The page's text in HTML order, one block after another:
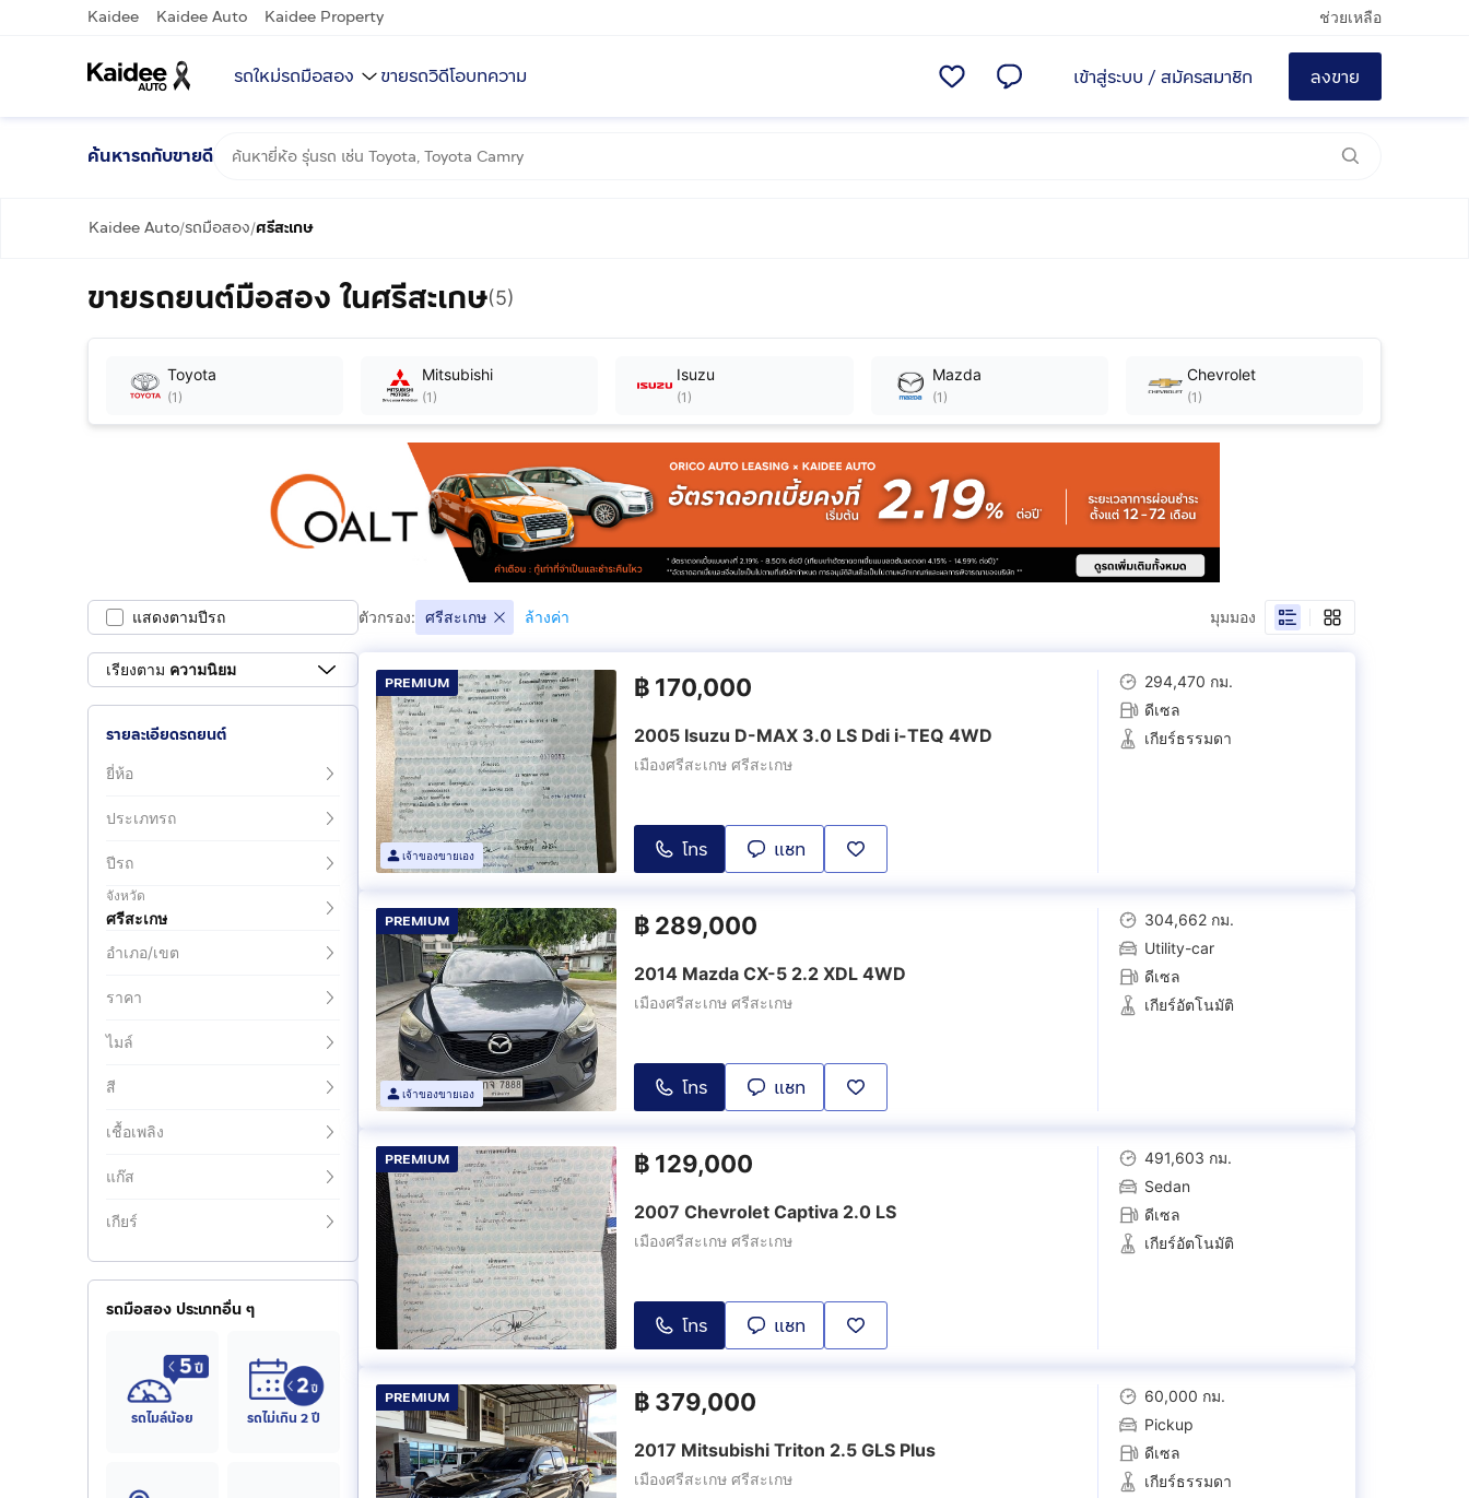
Kaidee Kaidee Auto Kaidee Property ช่วยเหลือ
รถใหม่รถมือสอง ขายรถวิดีโอบทความ เข้าสู่ระบบ / สมัครสมาชิก ลงขาย
ค้นหารถกับขายดี
Kaidee Auto/รถมือสอง/ศรีสะเกษ
ขายรถยนต์มือสอง ในศรีสะเกษ(5)
Toyota
(1 )
Mitsubishi
(1 )
Isuzu
(1 )
Mazda
(1 )
Chevrolet
(1 )
แสดงตามปีรถ
เรียงตาม ความนิยม
รายละเอียดรถยนต์
ยี่ห้อ
ประเภทรถ
ปีรถ
จังหวัด
ศรีสะเกษ
อำเภอ/เขต
ราคา
ไมล์
สี
เชื้อเพลิง
แก๊ส
เกียร์
รถมือสอง ประเภทอื่น ๆ
รถไมล์น้อย รถไม่เกิน 2 ปี
ตัวกรอง: ศรีสะเกษ ล้างค่า มุมมอง
PREMIUM
เจ้าของขายเอง
฿ 170,000
2005 Isuzu D-MAX 3.0 LS Ddi i-TEQ 4WD
เมืองศรีสะเกษ ศรีสะเกษ
โทร แชท
294,470 กม.
ดีเซล
เกียร์ธรรมดา
PREMIUM
เจ้าของขายเอง
฿ 289,000
2014 Mazda CX-5 2.2 XDL 4WD
เมืองศรีสะเกษ ศรีสะเกษ
โทร แชท
304,662 กม.
Utility-car
ดีเซล
เกียร์อัตโนมัติ
PREMIUM ฿ 129,000
2007 Chevrolet Captiva 2.0 LS
เมืองศรีสะเกษ ศรีสะเกษ
โทร แชท
491,603 กม.
Sedan
ดีเซล
เกียร์อัตโนมัติ
PREMIUM ฿ 379,000
2017 Mitsubishi Triton 2.5 GLS Plus
เมืองศรีสะเกษ ศรีสะเกษ
60,000 กม.
Pickup
ดีเซล
เกียร์ธรรมดา